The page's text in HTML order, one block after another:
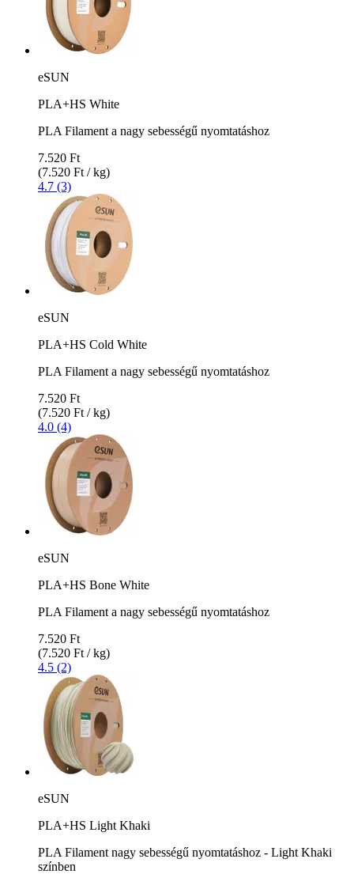
eSUN
PLA+HS White
PLA Filament a nagy sebességű nyomtatáshoz
7.520 Ft
(7.520 Ft / kg)
4.7 (3)
eSUN
PLA+HS Cold White
PLA Filament a nagy sebességű nyomtatáshoz
7.520 Ft
(7.520 Ft / kg)
4.0 (4)
eSUN
PLA+HS Bone White
PLA Filament a nagy sebességű nyomtatáshoz
7.520 Ft
(7.520 Ft / kg)
4.5 (2)
eSUN
PLA+HS Light Khaki
PLA Filament nagy sebességű nyomtatáshoz - Light Khaki
színben